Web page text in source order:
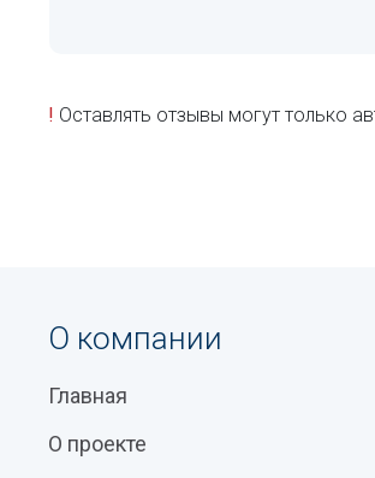
! Оставлять отзывы могут только
О компании
Главная
О проекте